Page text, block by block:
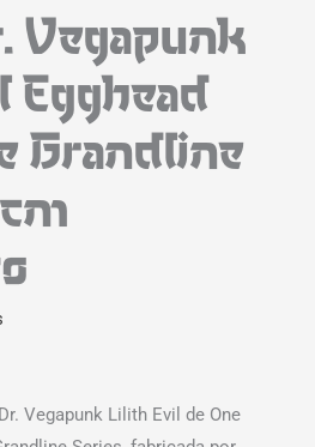
Vegapunk
Grandline
Vegapunk Lilith Evil de One